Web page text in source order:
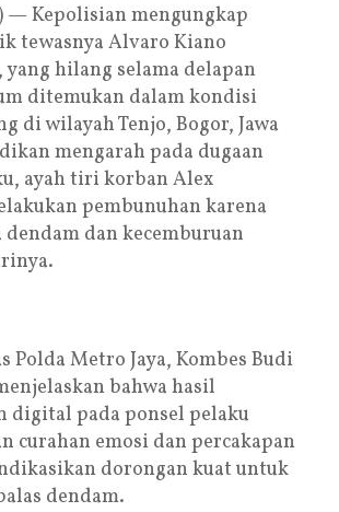
— Kepolisian mengungkap
tewasnya Alvaro Kiano
yang hilang selama delapan
ditemukan dalam kondisi
di wilayah Tenjo, Bogor, Jawa
mengarah pada dugaan
ayah tiri korban Alex
pembunuhan karena
dan kecemburuan
Polda Metro Jaya, Kombes Budi
bahwa hasil
digital pada ponsel pelaku
curahan emosi dan percakapan
dorongan kuat untuk
dendam.